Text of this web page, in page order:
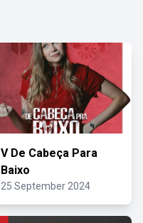
V De Cabeça Para
Baixo
25 September 2024